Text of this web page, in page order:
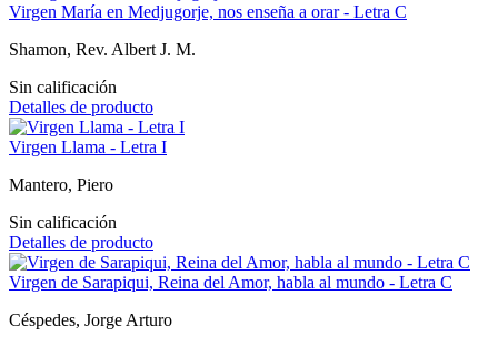
Virgen María en Medjugorje, nos enseña a orar - Letra C
Shamon, Rev. Albert J. M.
Sin calificación
Detalles de producto
Virgen Llama - Letra I
Mantero, Piero
Sin calificación
Detalles de producto
Virgen de Sarapiqui, Reina del Amor, habla al mundo - Letra C
Céspedes, Jorge Arturo